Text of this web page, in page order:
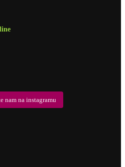
nam na instagramu